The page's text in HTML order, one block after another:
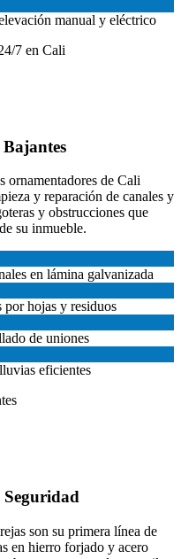
manual y eléctrico
ornamentadores de Cali
y reparación de canales y
y obstrucciones que
su inmueble.
en lámina galvanizada
por hojas y residuos
de uniones
eficientes
son su primera línea de
en hierro forjado y acero